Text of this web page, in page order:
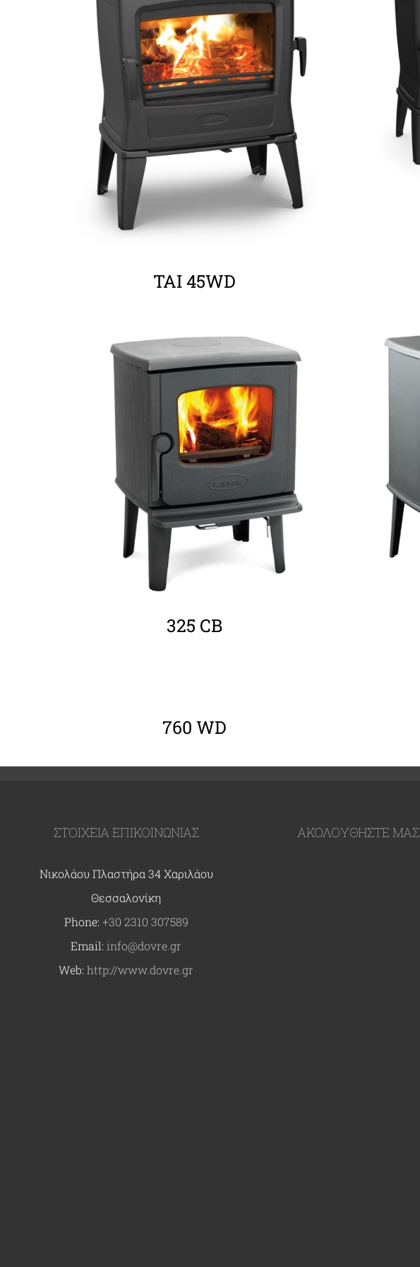
ΛΕΠΤΟΜΈΡΕΙΕΣ
TAI 45WD
ΛΕΠΤΟΜΈΡΕΙΕΣ
325 CB
760 WD
ΣΤΟΙΧΕΙΑ ΕΠΙΚΟΙΝΩΝΙΑΣ
Νικολάου Πλαστήρα 34 Χαριλάου
Θεσσαλονίκη
Phone: +30 2310 307589
Email: info@dovre.gr
Web: http://www.dovre.gr
ΑΚΟΛΟΥΘΉΣΤΕ ΜΑΣ